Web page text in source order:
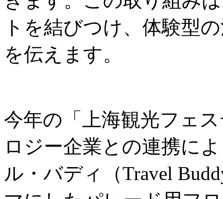
トを結びつけ、体験型
を伝えます。
今年の「上海観光フェ
ロジー企業との連携に
ル・バディ（Travel